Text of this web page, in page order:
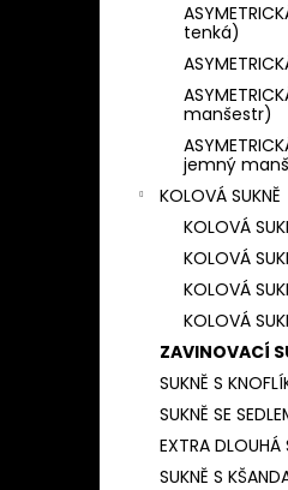
tenká)
manšestr)
jemný
KOLOVÁ SUKNĚ
KOLOVÁ
KOLOVÁ
KOLOVÁ
KOLOVÁ
ZAVINOVACÍ
SUKNĚ S
SUKNĚ SE
EXTRA DLOUHÁ
SUKNĚ S
ZAVINOVACÍ
(NÁMOŘNICKÁ
850 Kč